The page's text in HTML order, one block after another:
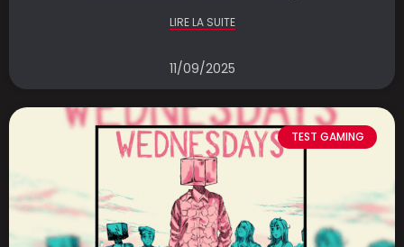
LIRE LA SUITE
11/09/2025
TEST GAMING